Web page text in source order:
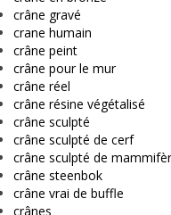
crâne gravé
crane humain
crâne peint
crâne pour le mur
crâne réel
crâne résine végétalisé
crâne sculpté
crâne sculpté de cerf
crâne sculpté de
crâne steenbok
crâne vrai de buffle
crânes